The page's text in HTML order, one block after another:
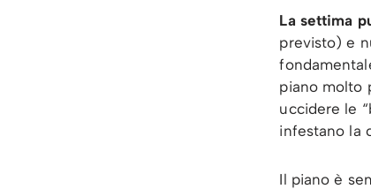
La settima
previsto) e
piano molto
uccidere le
infestano la
Il piano è